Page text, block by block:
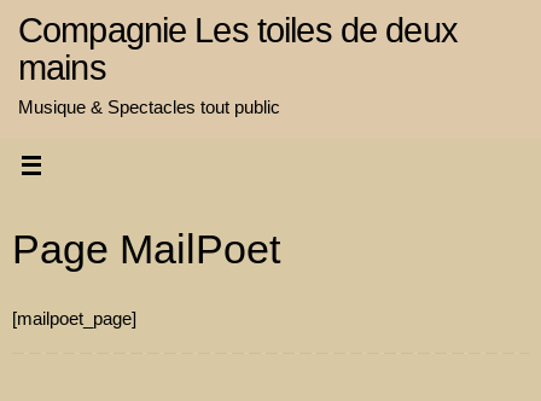
Passer
contenu
Compagnie Les toiles de deux
mains
Musique & Spectacles tout public
Page MailPoet
[mailpoet_page]